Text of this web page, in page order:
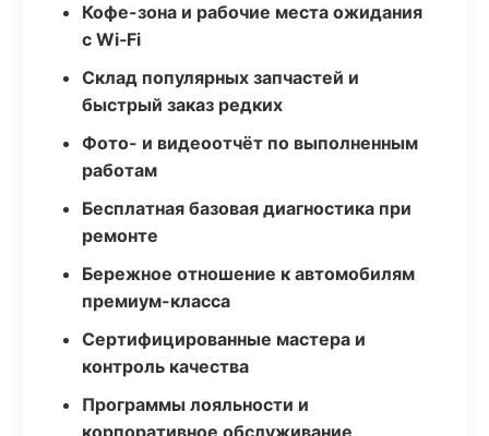
Кофе-зона и рабочие места ожидания
с Wi‑Fi
Склад популярных запчастей и
быстрый заказ редких
Фото- и видеоотчёт по выполненным
работам
Бесплатная базовая диагностика при
ремонте
Бережное отношение к автомобилям
премиум-класса
Сертифицированные мастера и
контроль качества
Программы лояльности и
корпоративное обслуживание